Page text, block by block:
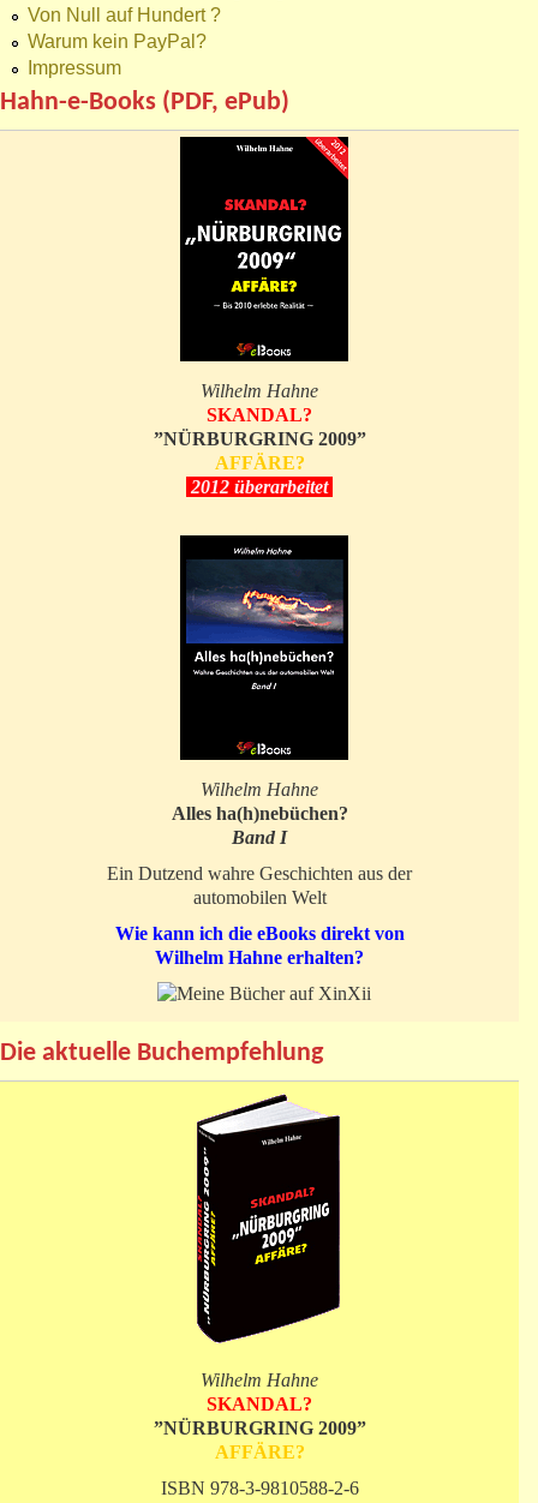
Von Null auf Hundert ?
Warum kein PayPal?
Impressum
Hahn-e-Books (PDF, ePub)
Wilhelm Hahne
SKANDAL?
”NÜRBURGRING 2009”
AFFÄRE?
2012 überarbeitet
Wilhelm Hahne
Alles ha(h)nebüchen?
Band I
Ein Dutzend wahre Geschichten aus der
automobilen Welt
Wie kann ich die eBooks direkt von
Wilhelm Hahne erhalten?
Die aktuelle Buchempfehlung
Wilhelm Hahne
SKANDAL?
”NÜRBURGRING 2009”
AFFÄRE?
ISBN 978-3-9810588-2-6